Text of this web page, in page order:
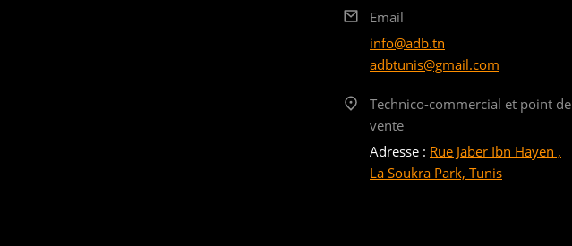
Email
info@adb.tn
adbtunis@gmail.com
Technico-commercial et point de
vente
Adresse : Rue Jaber Ibn Hayen ,
La Soukra Park, Tunis